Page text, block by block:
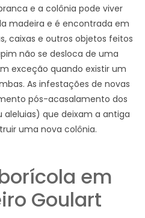
e a colônia pode viver
madeira e é encontrada em
caixas e outros objetos feitos
não se desloca de uma
exceção quando existir um
As infestações de novas
pós-acasalamento dos
aleluias) que deixam a antiga
uma nova colônia.
em
Goulart